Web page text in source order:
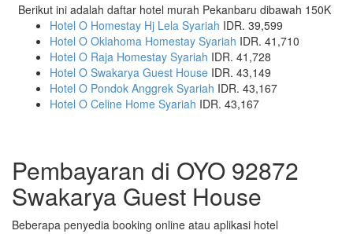
Berikut ini adalah daftar hotel murah Pekanbaru dibawah 150K
Hotel O Homestay Hj Lela Syariah IDR. 39,599
Hotel O Oklahoma Homestay Syariah IDR. 41,710
Hotel O Raja Homestay Syariah IDR. 41,728
Hotel O Swakarya Guest House IDR. 43,149
Hotel O Pondok Anggrek Syariah IDR. 43,167
Hotel O Celine Home Syariah IDR. 43,167
Pembayaran di OYO 92872
Swakarya Guest House
Beberapa penyedia booking online atau aplikasi hotel